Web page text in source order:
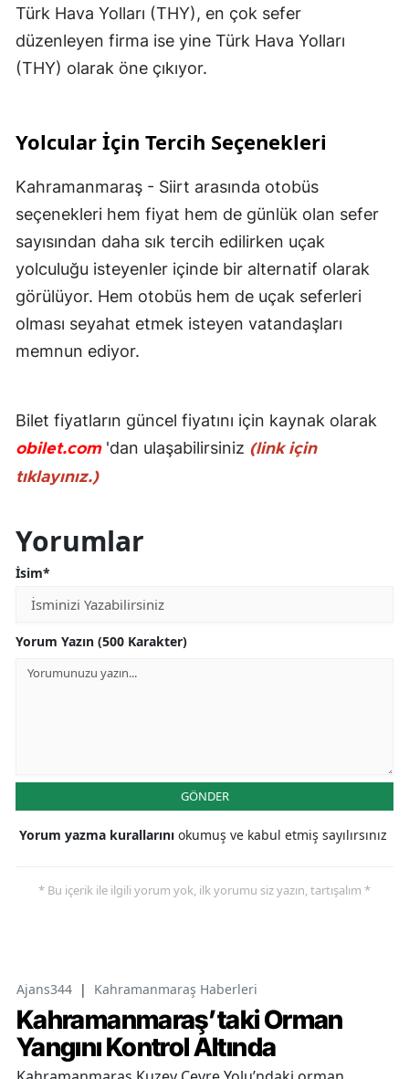
Türk Hava Yolları (THY), en çok sefer
düzenleyen firma ise yine Türk Hava Yolları
(THY) olarak öne çıkıyor.
Yolcular İçin Tercih Seçenekleri
Kahramanmaraş - Siirt arasında otobüs
seçenekleri hem fiyat hem de günlük olan sefer
sayısından daha sık tercih edilirken uçak
yolculuğu isteyenler içinde bir alternatif olarak
görülüyor. Hem otobüs hem de uçak seferleri
olması seyahat etmek isteyen vatandaşları
memnun ediyor.
Bilet fiyatların güncel fiyatını için kaynak olarak
obilet.com'dan ulaşabilirsiniz (link için
tıklayınız.)
Yorumlar
İsim*
Yorum Yazın (500 Karakter)
GÖNDER
Yorum yazma kurallarını okumuş ve kabul etmiş sayılırsınız
* Bu içerik ile ilgili yorum yok, ilk yorumu siz yazın, tartışalım *
Ajans344 | Kahramanmaraş Haberleri
Kahramanmaraş’taki Orman
Yangını Kontrol Altında